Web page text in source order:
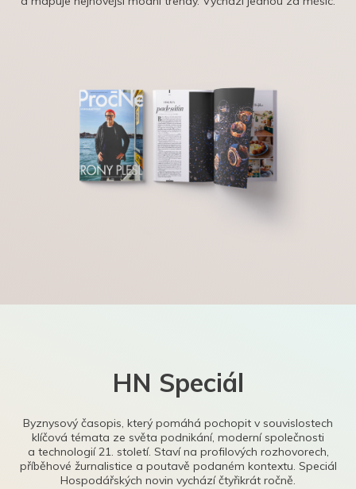
HN Speciál
Byznysový časopis, který pomáhá pochopit v souvislostech
klíčová témata ze světa podnikání, moderní společnosti
a technologií 21. století. Staví na profilových rozhovorech,
příběhové žurnalistice a poutavě podaném kontextu. Speciál
Hospodářských novin vychází čtyřikrát ročně.